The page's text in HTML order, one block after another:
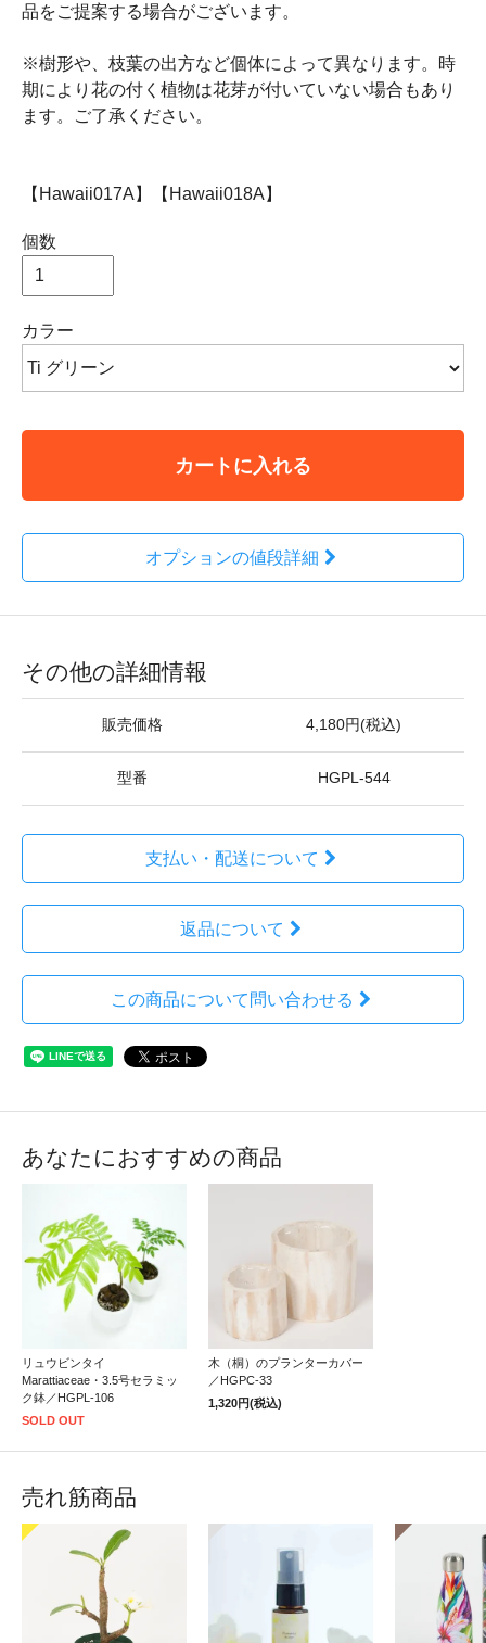
品をご提案する場合がございます。
※樹形や、枝葉の出方など個体によって異なります。時
期により花の付く植物は花芽が付いていない場合もあり
ます。ご了承ください。
【Hawaii017A】【Hawaii018A】
個数
カラー
カートに入れる
オプションの値段詳細
その他の詳細情報
販売価格 4,180円(税込)
型番 HGPL-544
支払い・配送について
返品について
この商品について問い合わせる
あなたにおすすめの商品
リュウビンタイ
Marattiaceae・3.5号セラミッ
ク鉢／HGPL-106
SOLD OUT
木（桐）のプランターカバー
／HGPC-33
1,320円(税込)
売れ筋商品